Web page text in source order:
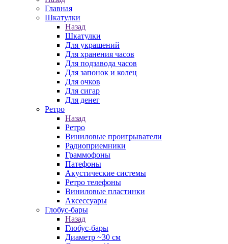
Главная
Шкатулки
Назад
Шкатулки
Для украшений
Для хранения часов
Для подзавода часов
Для запонок и колец
Для очков
Для сигар
Для денег
Ретро
Назад
Ретро
Виниловые проигрыватели
Радиоприемники
Граммофоны
Патефоны
Акустические системы
Ретро телефоны
Виниловые пластинки
Аксессуары
Глобус-бары
Назад
Глобус-бары
Диаметр ~30 см